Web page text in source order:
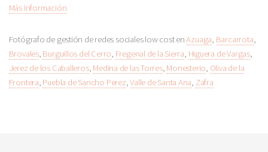
Más Información
Fotógrafo de gestión de redes sociales low cost enAzuaga, Barcarrota,
Brovales, Burguillos del Cerro, Fregenal de la Sierra, Higuera de Vargas,
Jerez de los Caballeros, Medina de las Torres, Monesterio, Oliva de la
Frontera, Puebla de Sancho Perez,Valle de Santa Ana, Zafra